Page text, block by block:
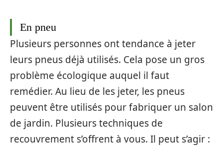
En pneu
Plusieurs personnes ont tendance à jeter
leurs pneus déjà utilisés. Cela pose un gros
problème écologique auquel il faut
remédier. Au lieu de les jeter, les pneus
peuvent être utilisés pour fabriquer un salon
de jardin. Plusieurs techniques de
recouvrement s’offrent à vous. Il peut s’agir :